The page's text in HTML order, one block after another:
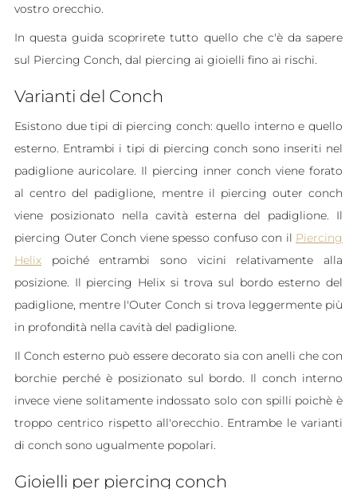
vostro orecchio.
In questa guida scoprirete tutto quello che c'è da sapere
sul Piercing Conch, dal piercing ai gioielli fino ai rischi.
Varianti del Conch
Esistono due tipi di piercing conch: quello interno e quello
esterno. Entrambi i tipi di piercing conch sono inseriti nel
padiglione auricolare. Il piercing inner conch viene forato
al centro del padiglione, mentre il piercing outer conch
viene posizionato nella cavità esterna del padiglione. Il
piercing Outer Conch viene spesso confuso con il Piercing
Helix poiché entrambi sono vicini relativamente alla
posizione. Il piercing Helix si trova sul bordo esterno del
padiglione, mentre l'Outer Conch si trova leggermente più
in profondità nella cavità del padiglione.
Il Conch esterno può essere decorato sia con anelli che con
borchie perché è posizionato sul bordo. Il conch interno
invece viene solitamente indossato solo con spilli poichè è
troppo centrico rispetto all'orecchio. Entrambe le varianti
di conch sono ugualmente popolari.
Gioielli per piercing conch